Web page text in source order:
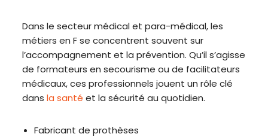
Dans le secteur médical et para-médical, les
métiers en F se concentrent souvent sur
l’accompagnement et la prévention. Qu’il s’agisse
de formateurs en secourisme ou de facilitateurs
médicaux, ces professionnels jouent un rôle clé
dansla santé et la sécurité au quotidien.
Fabricant de prothèses